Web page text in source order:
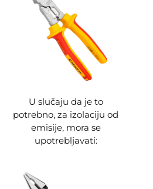
U slučaju da je to
potrebno, za izolaciju od
emisije, mora se
upotrebljavati: